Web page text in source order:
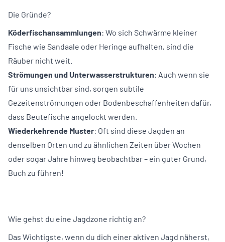
Die Gründe?
Köderfischansammlungen: Wo sich Schwärme kleiner
Fische wie Sandaale oder Heringe aufhalten, sind die
Räuber nicht weit.
Strömungen und Unterwasserstrukturen: Auch wenn sie
für uns unsichtbar sind, sorgen subtile
Gezeitenströmungen oder Bodenbeschaffenheiten dafür,
dass Beutefische angelockt werden.
Wiederkehrende Muster: Oft sind diese Jagden an
denselben Orten und zu ähnlichen Zeiten über Wochen
oder sogar Jahre hinweg beobachtbar – ein guter Grund,
Buch zu führen!
Wie gehst du eine Jagdzone richtig an?
Das Wichtigste, wenn du dich einer aktiven Jagd näherst,